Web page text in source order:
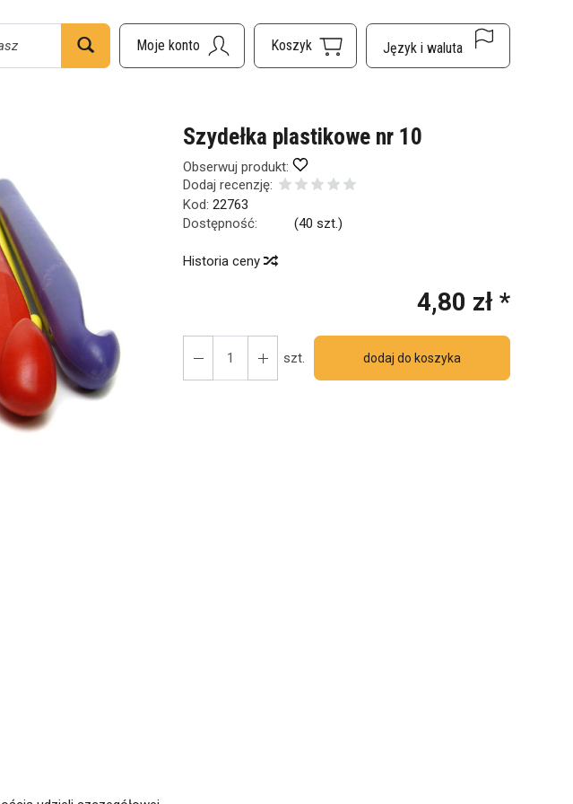
Szydełka plastikowe nr 10
Obserwuj produkt:
Dodaj recenzję:
Kod: 22763
Dostępność:
(40 szt.)
Historia ceny
4,80 zł *
szt. dodaj do koszyka